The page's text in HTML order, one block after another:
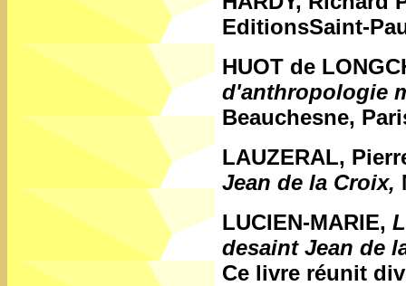
EditionsSaint-
HUOT de
d'anthropologie
Beauchesne,
LAUZERAL,
Jean de la Croix,
LUCIEN-MARIE,
desaint Jean de
Ce livre réunit